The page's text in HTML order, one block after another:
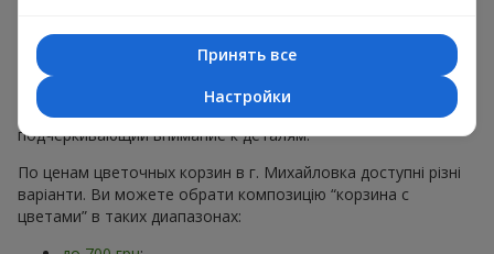
Минималистичные решения— натуральные формы,
акцент на цвет или текстуру.
Есть также
VIP-композиции— роскошные корзины для
особых случаев. Каждое изделие — оригинальный подарок,
подчёркивающий внимание к деталям.
По ценам цветочных корзин в г. Михайловка доступні різні
варіанти. Ви можете обрати композицію “корзина с
цветами” в таких диапазонах:
Принять все
Настройки